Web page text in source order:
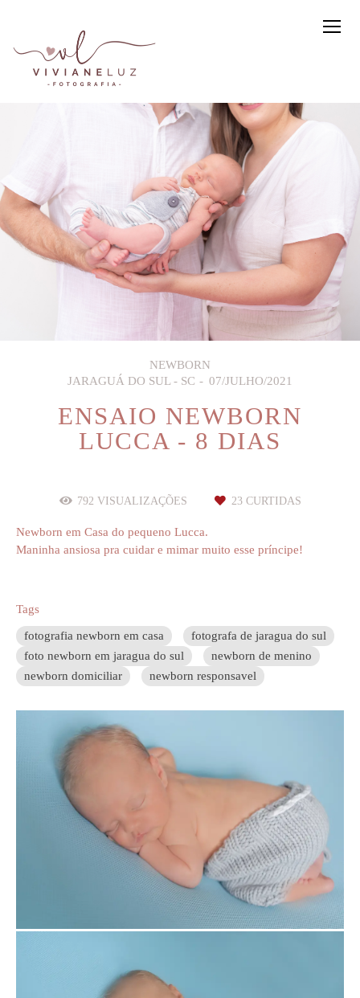
NEWBORN
JARAGUÁ DO SUL - SC
07/JULHO/2021
ENSAIO NEWBORN
LUCCA - 8 DIAS
792 VISUALIZAÇÕES 23CURTIDAS
Newborn em Casa do pequeno Lucca.
Maninha ansiosa pra cuidar e mimar muito esse príncipe!
Tags
fotografia newborn em casa
fotografa de jaragua do sul
foto newborn em jaragua do sul
newborn de menino
newborn domiciliar
newborn responsavel